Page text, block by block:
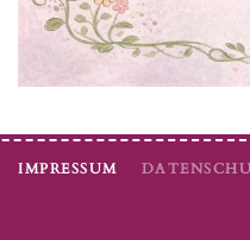
IMPRESSUM